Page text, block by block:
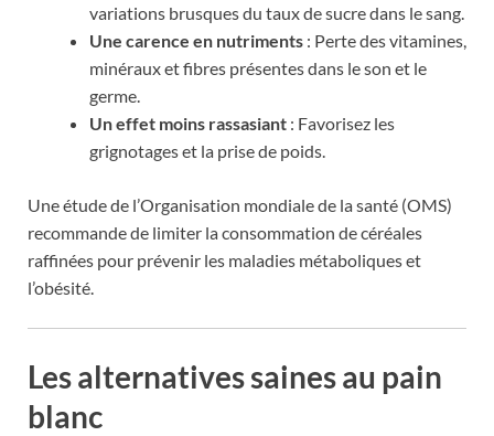
variations brusques du taux de sucre dans le sang.
Une carence en nutriments : Perte des vitamines,
minéraux et fibres présentes dans le son et le
germe.
Un effet moins rassasiant : Favorisez les
grignotages et la prise de poids.
Une étude de l’Organisation mondiale de la santé (OMS)
recommande de limiter la consommation de céréales
raffinées pour prévenir les maladies métaboliques et
l’obésité.
Les alternatives saines au pain
blanc